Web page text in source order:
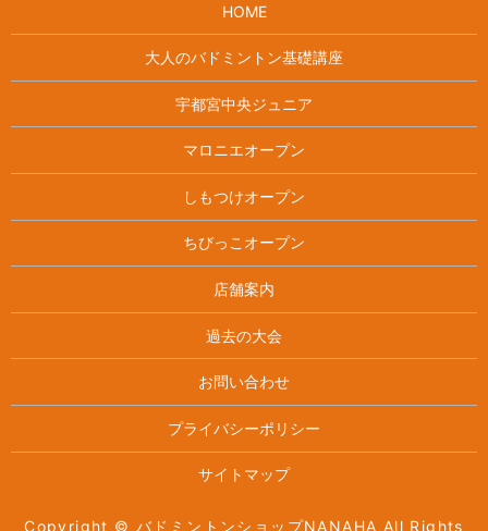
HOME
大人のバドミントン基礎講座
宇都宮中央ジュニア
マロニエオープン
しもつけオープン
ちびっこオープン
店舗案内
過去の大会
お問い合わせ
プライバシーポリシー
サイトマップ
Copyright © バドミントンショップNANAHA All Rights